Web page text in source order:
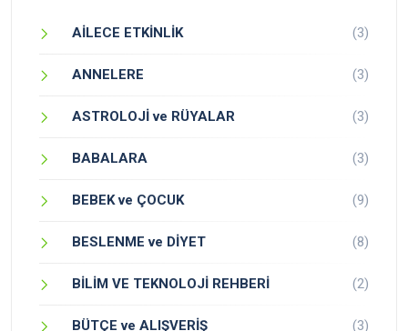
AİLECE ETKİNLİK (3)
ANNELERE (3)
ASTROLOJİ ve RÜYALAR (3)
BABALARA (3)
BEBEK ve ÇOCUK (9)
BESLENME ve DİYET (8)
BİLİM VE TEKNOLOJİ REHBERİ (2)
BÜTÇE ve ALIŞVERİŞ (3)